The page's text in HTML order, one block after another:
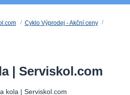
Cyklo Výprodej - Akční ceny
| Serviskol.com
kola | Serviskol.com